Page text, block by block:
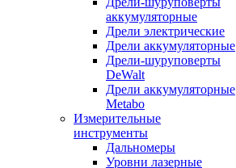
аккумуляторные
Дрели электрические
Дрели аккумуляторные
Дрели-шуруповерты
DeWalt
Дрели аккумуляторные
Metabo
Измерительные
инструменты
Дальномеры
Уровни лазерные